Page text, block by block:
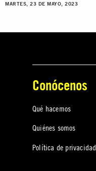
MARTES, 23 DE MAYO, 2023
Conócenos
Qué hacemos
Quiénes somos
Política de privacidad